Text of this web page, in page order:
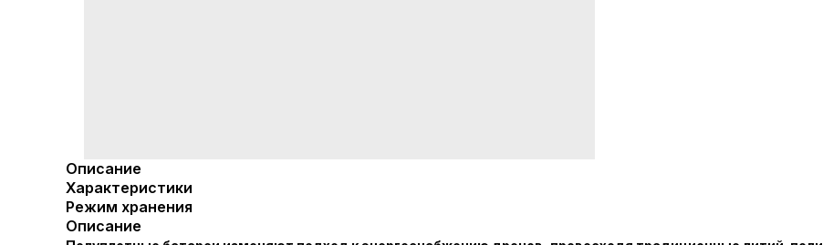
Описание
Характеристики
Режим хранения
Описание